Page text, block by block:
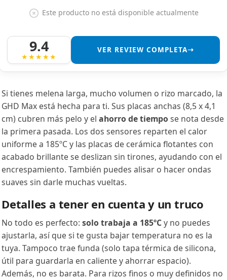
Este producto no está disponible actualmente
9.4 VER REVIEW COMPLETA➝
Si tienes melena larga, mucho volumen o rizo marcado, la
GHD Max está hecha para ti. Sus placas anchas (8,5 x 4,1
cm) cubren más pelo y el ahorro de tiempo se nota desde
la primera pasada. Los dos sensores reparten el calor
uniforme a 185ºC y las placas de cerámica flotantes con
acabado brillante se deslizan sin tirones, ayudando con el
encrespamiento. También puedes alisar o hacer ondas
suaves sin darle muchas vueltas.
Detalles a tener en cuenta y un truco
No todo es perfecto: solo trabaja a 185ºCy no puedes
ajustarla, así que si te gusta bajar temperatura no es la
tuya. Tampoco trae funda (solo tapa térmica de silicona,
útil para guardarla en caliente y ahorrar espacio).
Además, no es barata. Para rizos finos o muy definidos no